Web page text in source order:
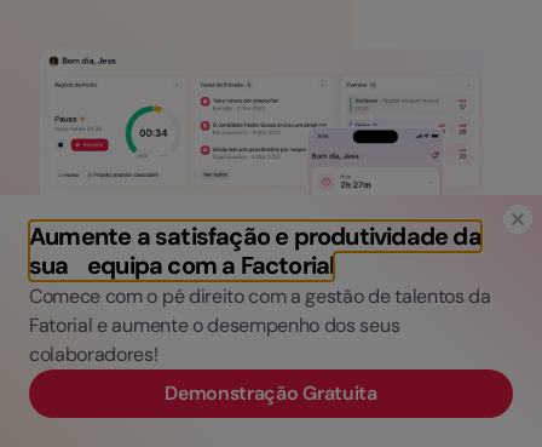
Aumente a satisfação e produtividade da
sua equipa com a Factorial
Comece com o pé direito com a gestão de talentos da
Fatorial e aumente o desempenho dos seus
colaboradores!
Demonstração Gratuita